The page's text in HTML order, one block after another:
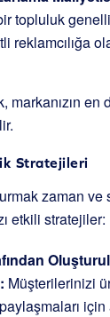
topluluk
markanızın en
Stratejileri
zaman ve
etkili stratejiler:
Müşterilerinizi